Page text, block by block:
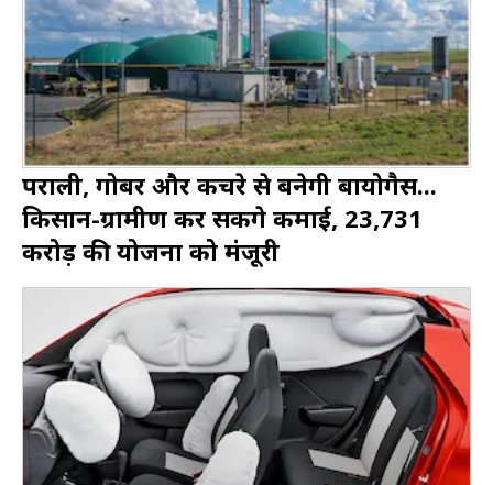
पराली, गोबर और कचरे से बनेगी बायोगैस...
किसान-ग्रामीण कर सकेंगे कमाई, ₹23,731
करोड़ की योजना को मंजूरी